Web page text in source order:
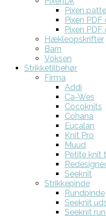
Pixen
Pixen
Pixen
Hækleopskrifter
Barn
Voksen
Strikketilbehør
Firma
Addi
Ca-Wes
Cocoknits
Cohana
Eucalan
Knit Pro
Muud
Petite knit
Seeknit
Strikkepinde
Rundpinde
Seeknit
Seeknit